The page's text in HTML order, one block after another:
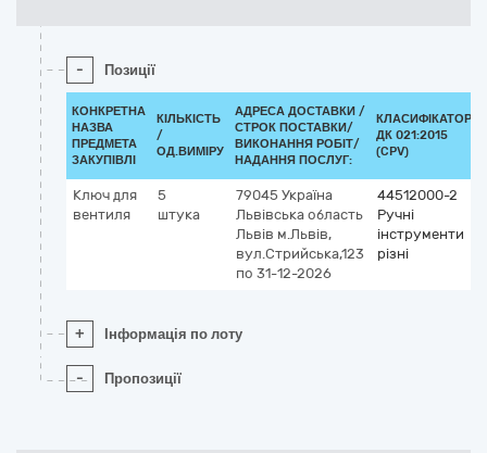
- Позиції
КОНКРЕТНА
НАЗВА
ПРЕДМЕТА
ЗАКУПІВЛІ
КІЛЬКІСТЬ
/
ОД.ВИМІРУ
АДРЕСА ДОСТАВКИ /
СТРОК ПОСТАВКИ/
ВИКОНАННЯ РОБІТ/
НАДАННЯ ПОСЛУГ:
КЛАСИФІКАТОР
ДК 021:2015
(CPV)
Ключ для
вентиля
5
штука
79045 Україна
Львівська область
Львів м.Львів,
вул.Стрийська,123
по 31-12-2026
44512000-2
Ручні
інструменти
різні
+ Інформація по лоту
- Пропозиції